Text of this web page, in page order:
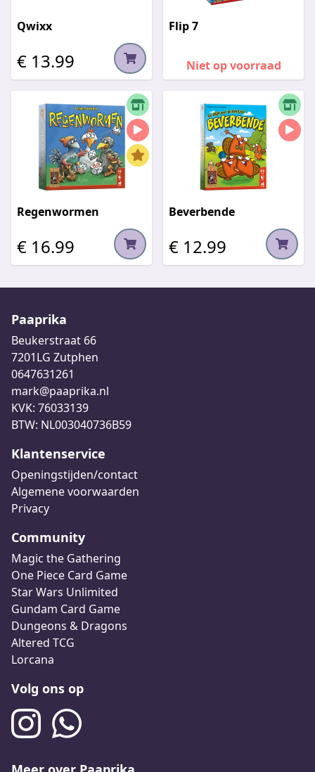
Qwixx
€ 13.99
Flip 7
Niet op voorraad
Regenwormen
€ 16.99
Beverbende
€ 12.99
Paaprika
Beukerstraat 66
7201LG Zutphen
0647631261
mark@paaprika.nl
KVK: 76033139
BTW: NL003040736B59
Klantenservice
Openingstijden/contact
Algemene voorwaarden
Privacy
Community
Magic the Gathering
One Piece Card Game
Star Wars Unlimited
Gundam Card Game
Dungeons & Dragons
Altered TCG
Lorcana
Volg ons op